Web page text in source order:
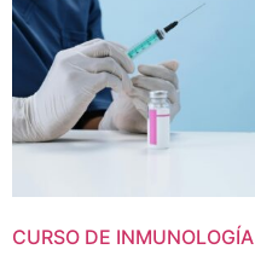
CURSO DE INMUNOLOGÍA